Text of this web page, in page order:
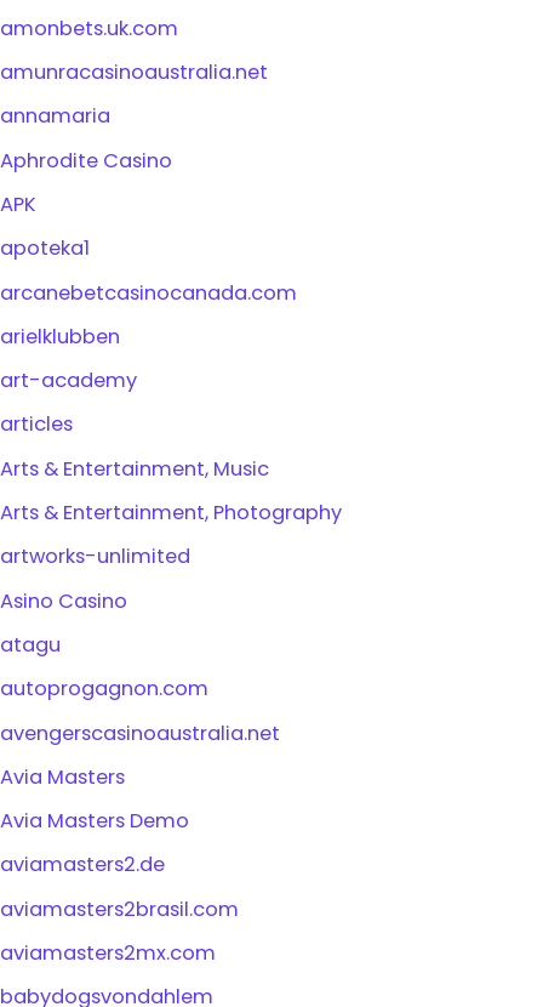
amonbets.uk.com
amunracasinoaustralia.net
annamaria
Aphrodite Casino
APK
apoteka1
arcanebetcasinocanada.com
arielklubben
art-academy
articles
Arts & Entertainment, Music
Arts & Entertainment, Photography
artworks-unlimited
Asino Casino
atagu
autoprogagnon.com
avengerscasinoaustralia.net
Avia Masters
Avia Masters Demo
aviamasters2.de
aviamasters2brasil.com
aviamasters2mx.com
babydogsvondahlem